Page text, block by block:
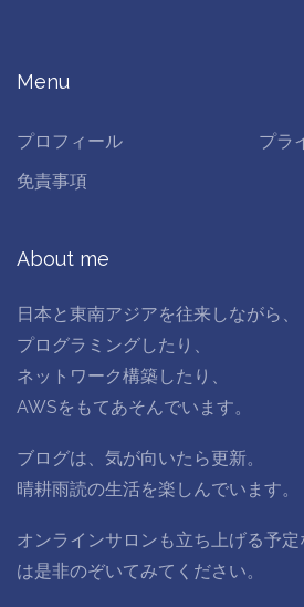
Menu
プロフィール
プラ
免責事項
About me
日本と東南アジアを往来しながら、
プログラミングしたり、
ネットワーク構築したり、
AWSをもてあそんでいます。
ブログは、気が向いたら更新。
晴耕雨読の生活を楽しんでいます。
オンラインサロンも立ち上げる予
は是非のぞいてみてください。